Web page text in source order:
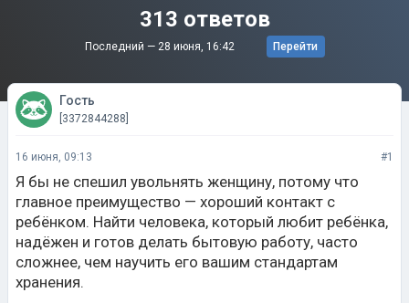
313 ответов
Последний — 28 июня, 16:42 Перейти
Гость
[3372844288]
16 июня, 09:13 #1
Я бы не спешил увольнять женщину, потому что
главное преимущество — хороший контакт с
ребёнком. Найти человека, который любит ребёнка,
надёжен и готов делать бытовую работу, часто
сложнее, чем научить его вашим стандартам
хранения.